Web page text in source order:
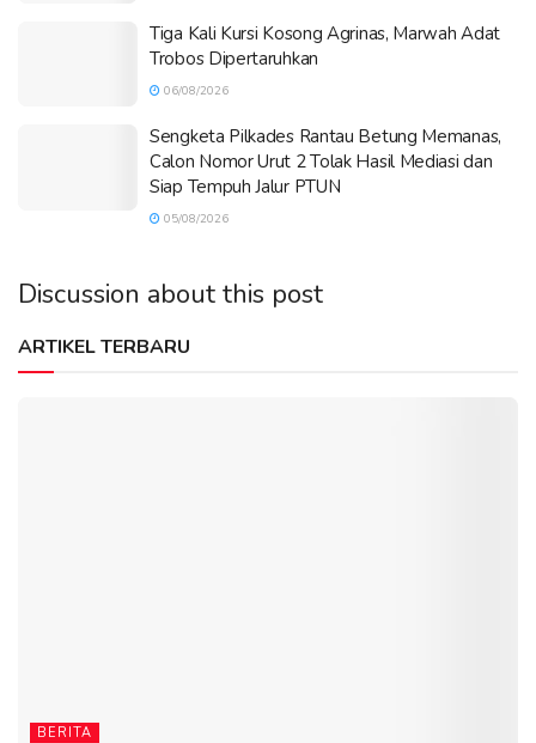
Tiga Kali Kursi Kosong Agrinas, Marwah Adat
Trobos Dipertaruhkan
06/08/2026
Sengketa Pilkades Rantau Betung Memanas,
Calon Nomor Urut 2 Tolak Hasil Mediasi dan
Siap Tempuh Jalur PTUN
05/08/2026
Discussion about this post
ARTIKEL TERBARU
BERITA